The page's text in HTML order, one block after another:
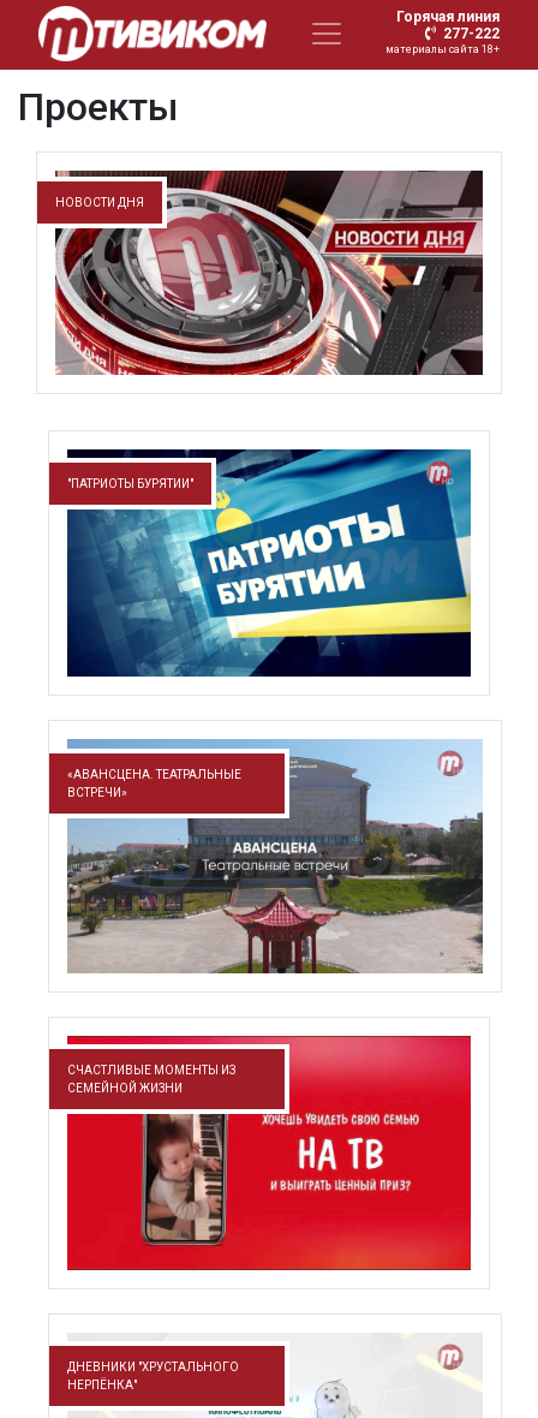
Горячая линия
277-222
материалы сайта 18+
Проекты
НОВОСТИ ДНЯ
"ПАТРИОТЫ БУРЯТИИ"
«АВАНСЦЕНА. ТЕАТРАЛЬНЫЕ
ВСТРЕЧИ»
СЧАСТЛИВЫЕ МОМЕНТЫ ИЗ
СЕМЕЙНОЙ ЖИЗНИ
ДНЕВНИКИ "ХРУСТАЛЬНОГО
НЕРПЁНКА"